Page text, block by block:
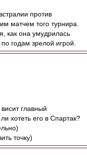
против
матчем того турнира.
как она умудрилась
годам зрелой игрой.
главный
хотеть его в Спартак?
точку)